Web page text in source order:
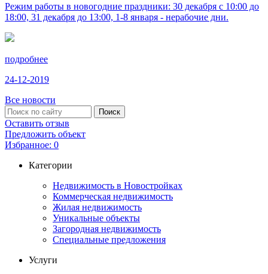
Режим работы в новогодние праздники: 30 декабря с 10:00 до
18:00, 31 декабря до 13:00, 1-8 января - нерабочие дни.
подробнее
24-12-2019
Все новости
Оставить отзыв
Предложить объект
Избранное: 0
Категории
Недвижимость в Новостройках
Коммерческая недвижимость
Жилая недвижимость
Уникальные объекты
Загородная недвижимость
Специальные предложения
Услуги